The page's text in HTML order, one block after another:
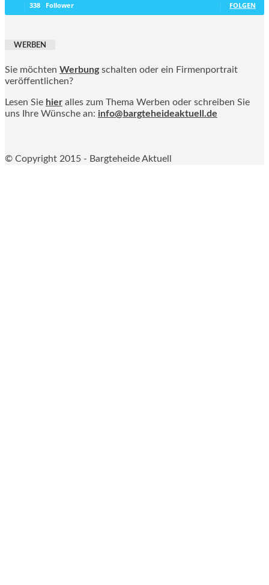
338 Follower FOLGEN
WERBEN
Sie möchten Werbung schalten oder ein Firmenportrait
veröffentlichen?
Lesen Sie hier alles zum Thema Werben oder schreiben Sie
uns Ihre Wünsche an: info@bargteheideaktuell.de
© Copyright 2015 - Bargteheide Aktuell